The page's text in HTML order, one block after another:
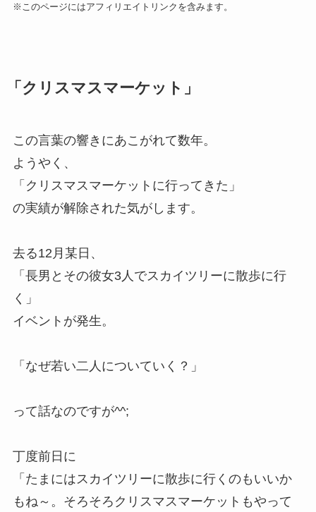
※このページにはアフィリエイトリンクを含みます。
「クリスマスマーケット」
この言葉の響きにあこがれて数年。
ようやく、
「クリスマスマーケットに行ってきた」
の実績が解除された気がします。
去る12月某日、
「長男とその彼女3人でスカイツリーに散歩に行
く」
イベントが発生。
「なぜ若い二人についていく？」
って話なのですが^^;
丁度前日に
「たまにはスカイツリーに散歩に行くのもいいか
もね～。そろそろクリスマスマーケットもやって